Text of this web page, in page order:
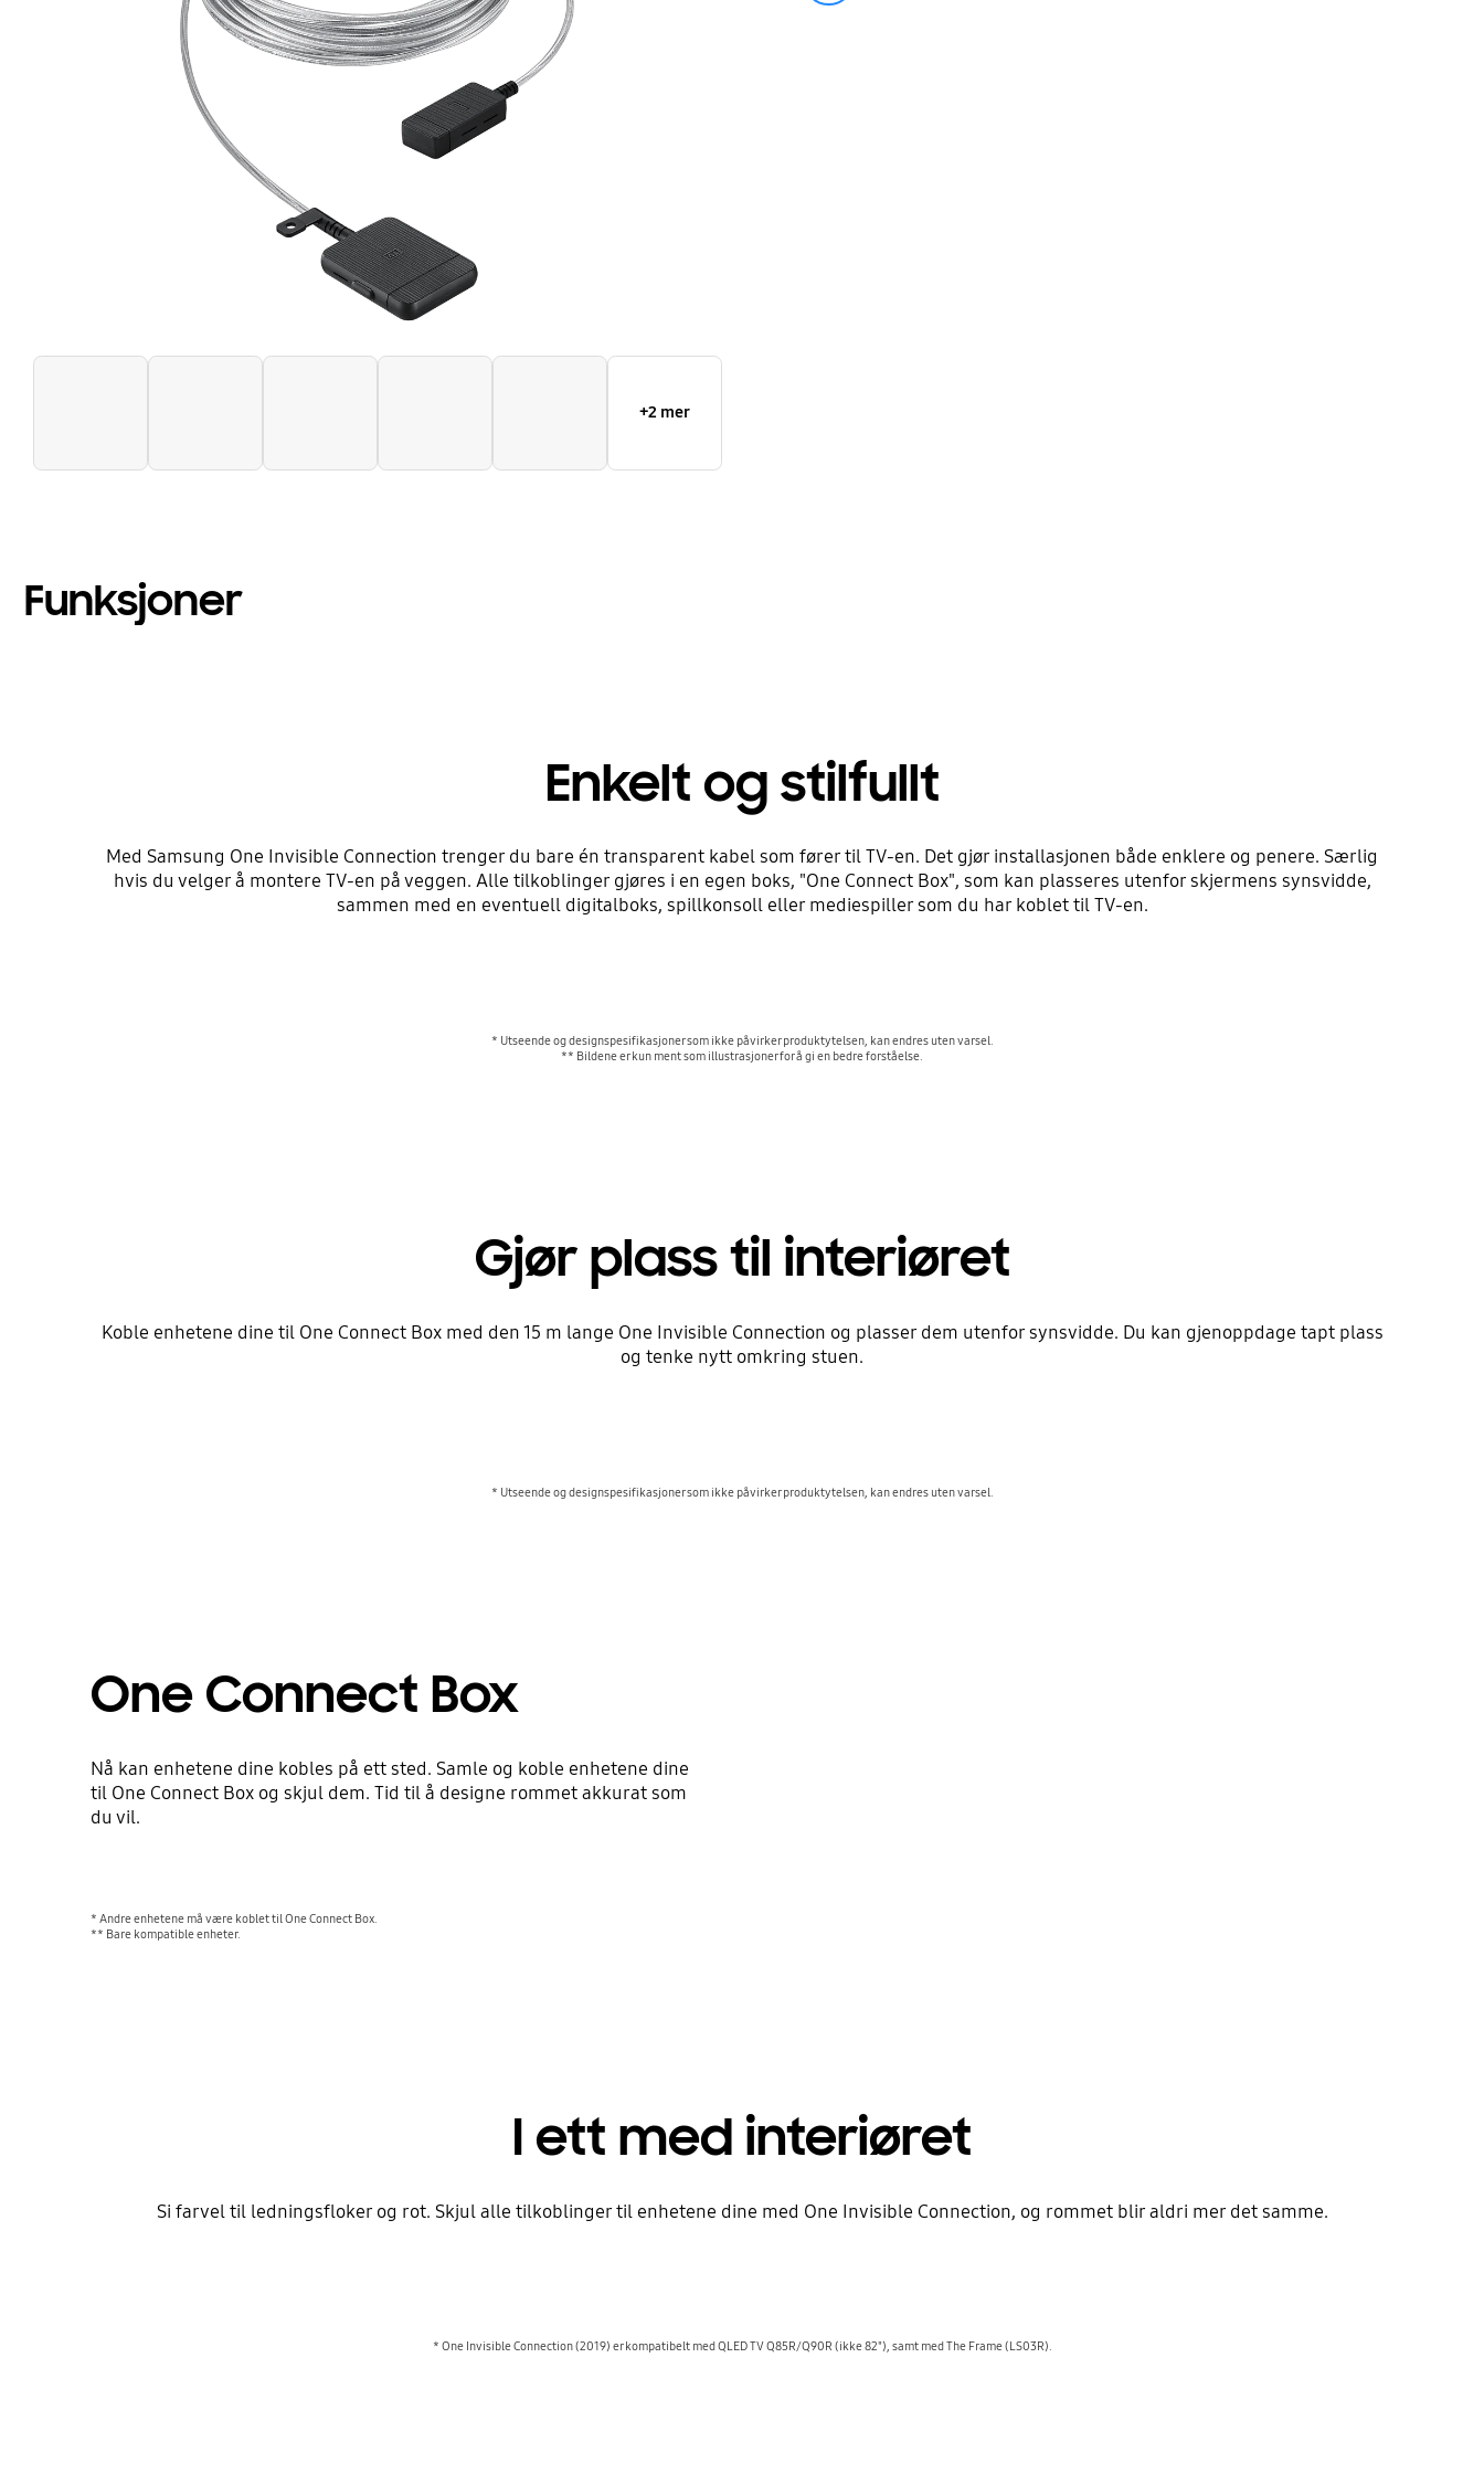
+2 mer
Funksjoner
Enkelt og stilfullt
Med Samsung One Invisible Connection trenger du bare én transparent kabel som fører til TV-en. Det gjør installasjonen både enklere og penere. Særlig
hvis du velger å montere TV-en på veggen. Alle tilkoblinger gjøres i en egen boks, "One Connect Box", som kan plasseres utenfor skjermens synsvidde,
sammen med en eventuell digitalboks, spillkonsoll eller mediespiller som du har koblet til TV-en.
* Utseende og designspesifikasjoner som ikke påvirker produktytelsen, kan endres uten varsel.
** Bildene er kun ment som illustrasjoner for å gi en bedre forståelse.
Gjør plass til interiøret
Koble enhetene dine til One Connect Box med den 15 m lange One Invisible Connection og plasser dem utenfor synsvidde. Du kan gjenoppdage tapt plass
og tenke nytt omkring stuen.
* Utseende og designspesifikasjoner som ikke påvirker produktytelsen, kan endres uten varsel.
One Connect Box
Nå kan enhetene dine kobles på ett sted. Samle og koble enhetene dine
til One Connect Box og skjul dem. Tid til å designe rommet akkurat som
du vil.
* Andre enhetene må være koblet til One Connect Box.
** Bare kompatible enheter.
I ett med interiøret
Si farvel til ledningsfloker og rot. Skjul alle tilkoblinger til enhetene dine med One Invisible Connection, og rommet blir aldri mer det samme.
* One Invisible Connection (2019) er kompatibelt med QLED TV Q85R/Q90R (ikke 82"), samt med The Frame (LS03R).